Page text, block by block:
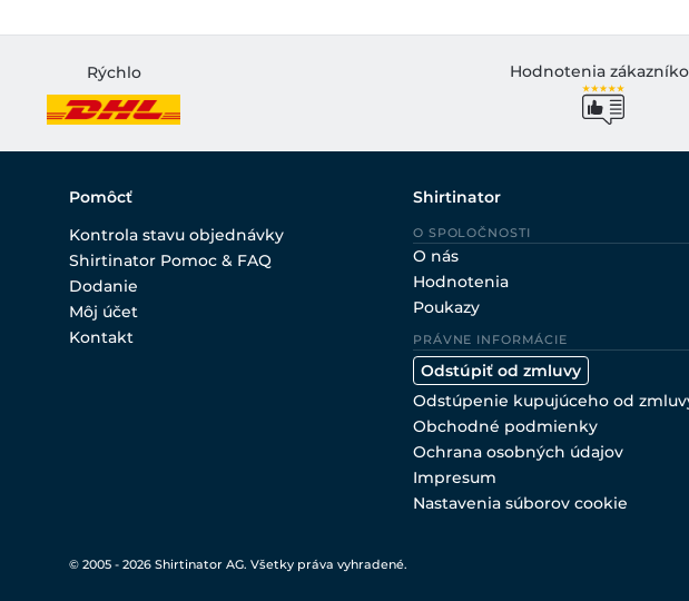
Rýchlo Hodnotenia
Pomôcť
Kontrola stavu objednávky
Shirtinator Pomoc & FAQ
Dodanie
Môj účet
Kontakt
Shirtinator
O SPOLOČNOSTI
O nás
Hodnotenia
Poukazy
PRÁVNE INFORMÁCIE
Odstúpiť od zmluvy
Odstúpenie kupujúceho od
Obchodné podmienky
Ochrana osobných údajov
Impresum
Nastavenia súborov cookie
© 2005 - 2026 Shirtinator AG. Všetky práva vyhradené.